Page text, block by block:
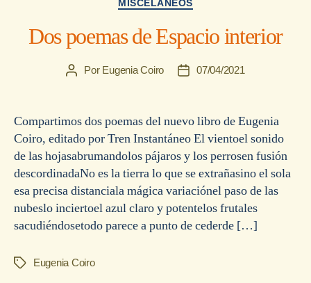
MISCELÁNEOS
Dos poemas de Espacio interior
Autor
entrada
Por Eugenia Coiro
Fecha
entrada
07/04/2021
Compartimos dos poemas del nuevo libro de Eugenia
Coiro, editado por Tren Instantáneo El vientoel sonido
de las hojasabrumandolos pájaros y los perrosen fusión
descordinadaNo es la tierra lo que se extrañasino el sola
esa precisa distanciala mágica variaciónel paso de las
nubeslo inciertoel azul claro y potentelos frutales
sacudiéndosetodo parece a punto de cederde […]
EtiquetasEugenia Coiro